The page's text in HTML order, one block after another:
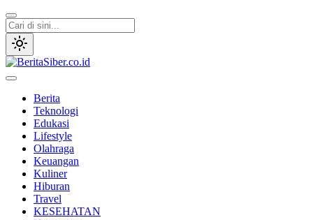
Lewati
ke
konten
Berita
Teknologi
Edukasi
Lifestyle
Olahraga
Keuangan
Kuliner
Hiburan
Travel
KESEHATAN